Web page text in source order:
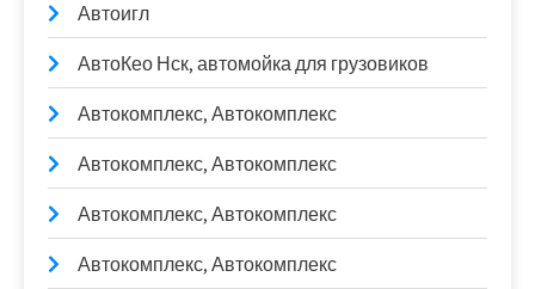
Автоигл
АвтоКео Нск, автомойка для грузовиков
Автокомплекс, Автокомплекс
Автокомплекс, Автокомплекс
Автокомплекс, Автокомплекс
Автокомплекс, Автокомплекс